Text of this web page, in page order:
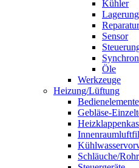
Kühler
Lagerung
Sensor
Öle
Werkzeuge
Heizung/Lüftung
Bedienelemente
Gebläse-
Schläuche/